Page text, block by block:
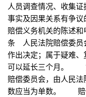
人员调查情况、收集
事实及因果关系有争
赔偿义务机关的陈述
条 人民法院赔偿委员
作出决定；属于疑难、
可以延长三个月。
赔偿委员会，由人民
数应当为单数。 赔